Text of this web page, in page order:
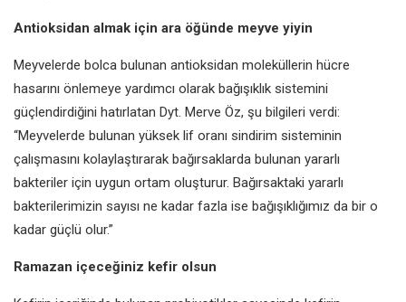
Antioksidan almak için ara öğünde meyve yiyin
Meyvelerde bolca bulunan antioksidan moleküllerin hücre
hasarını önlemeye yardımcı olarak bağışıklık sistemini
güçlendirdiğini hatırlatan Dyt. Merve Öz, şu bilgileri verdi:
“Meyvelerde bulunan yüksek lif oranı sindirim sisteminin
çalışmasını kolaylaştırarak bağırsaklarda bulunan yararlı
bakteriler için uygun ortam oluşturur. Bağırsaktaki yararlı
bakterilerimizin sayısı ne kadar fazla ise bağışıklığımız da bir o
kadar güçlü olur.”
Ramazan içeceğiniz kefir olsun